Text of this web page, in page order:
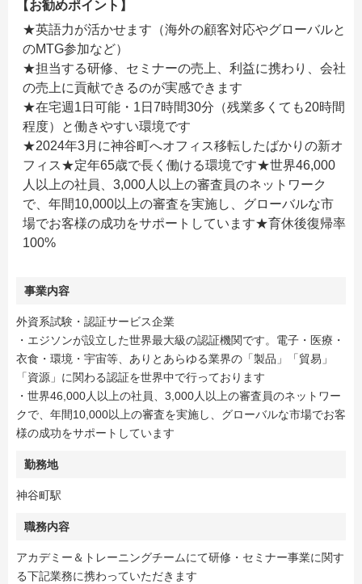
【お勧めポイント】
★英語力が活かせます（海外の顧客対応やグローバルと
のMTG参加など）
★担当する研修、セミナーの売上、利益に携わり、会社
の売上に貢献できるのが実感できます
★在宅週1日可能・1日7時間30分（残業多くても20時間
程度）と働きやすい環境です
★2024年3月に神谷町へオフィス移転したばかりの新オ
フィス★定年65歳で長く働ける環境です★世界46,000
人以上の社員、3,000人以上の審査員のネットワーク
で、年間10,000以上の審査を実施し、グローバルな市
場でお客様の成功をサポートしています★育休後復帰率
100%
事業内容
外資系試験・認証サービス企業
・エジソンが設立した世界最大級の認証機関です。電子・医療・
衣食・環境・宇宙等、ありとあらゆる業界の「製品」「貿易」
「資源」に関わる認証を世界中で行っております
・世界46,000人以上の社員、3,000人以上の審査員のネットワー
クで、年間10,000以上の審査を実施し、グローバルな市場でお客
様の成功をサポートしています
勤務地
神谷町駅
職務内容
アカデミー＆トレーニングチームにて研修・セミナー事業に関す
る下記業務に携わっていただきます